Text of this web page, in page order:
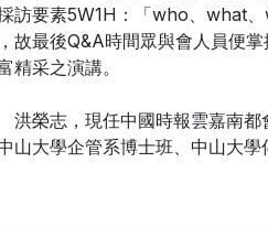
訪要素5W1H：「who、what
故最後Q&A時間眾與會人員便
精采之演講。
榮志，現任中國時報雲嘉南都
山大學企管系博士班、中山大學